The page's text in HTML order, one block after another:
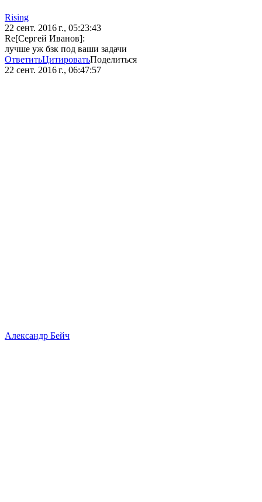
Rising
22 сент. 2016 г., 05:23:43
Re[Сергей Иванов]:
лучше уж бзк под ваши задачи
ОтветитьЦитироватьПоделиться
22 сент. 2016 г., 06:47:57
Александр Бейч